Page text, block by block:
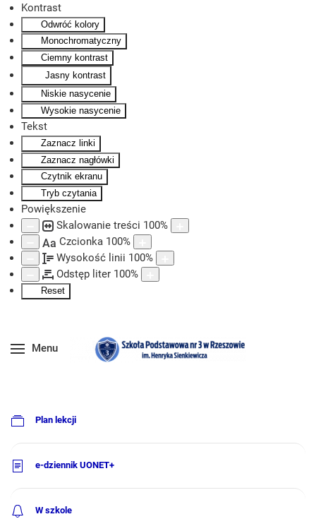
Kontrast
Odwróć kolory
Monochromatyczny
Ciemny kontrast
Jasny kontrast
Niskie nasycenie
Wysokie nasycenie
Tekst
Zaznacz linki
Zaznacz nagłówki
Czytnik ekranu
Tryb czytania
Powiększenie
Skalowanie treści 100%
Aa Czcionka 100%
Wysokość linii 100%
Odstęp liter 100%
Reset
Skip to main content
Menu
Plan lekcji
e-dziennik UONET+
W szkole